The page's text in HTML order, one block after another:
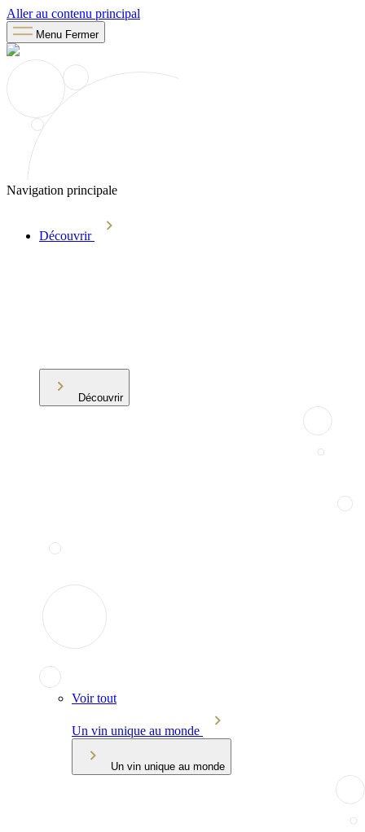
Aller au contenu principal
Menu Fermer
Navigation principale
Découvrir
Découvrir
Voir tout
Un vin unique au monde
Un vin unique au monde